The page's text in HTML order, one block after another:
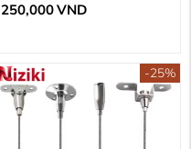
250,000VND
-25%